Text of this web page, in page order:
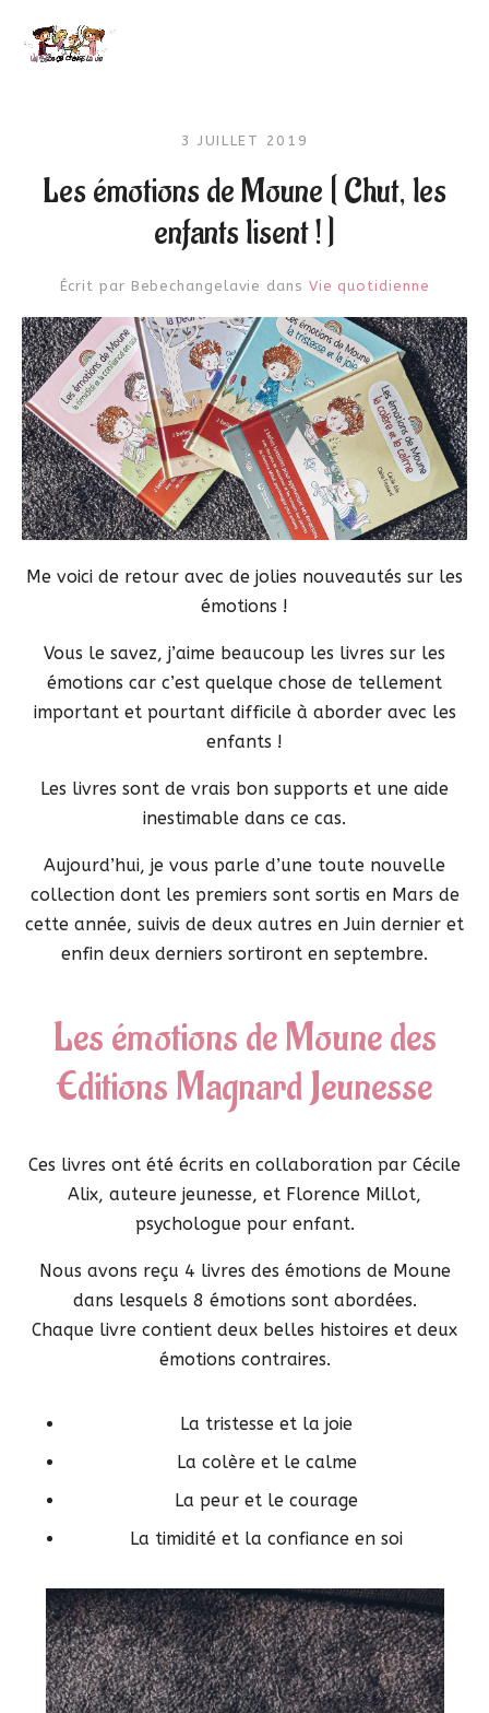
3 JUILLET 2019
Les émotions de Moune [ Chut, les
enfants lisent ! ]
Écrit par Bebechangelavie dans Vie quotidienne
Me voici de retour avec de jolies nouveautés sur les
émotions !
Vous le savez, j’aime beaucoup les livres sur les
émotions car c’est quelque chose de tellement
important et pourtant difficile à aborder avec les
enfants !
Les livres sont de vrais bon supports et une aide
inestimable dans ce cas.
Aujourd’hui, je vous parle d’une toute nouvelle
collection dont les premiers sont sortis en Mars de
cette année, suivis de deux autres en Juin dernier et
enfin deux derniers sortiront en septembre.
Les émotions de Moune des
Editions Magnard Jeunesse
Ces livres ont été écrits en collaboration par Cécile
Alix, auteure jeunesse, et Florence Millot,
psychologue pour enfant.
Nous avons reçu 4 livres des émotions de Moune
dans lesquels 8 émotions sont abordées.
Chaque livre contient deux belles histoires et deux
émotions contraires.
La tristesse et la joie
La colère et le calme
La peur et le courage
La timidité et la confiance en soi